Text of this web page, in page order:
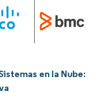
en la Nube: